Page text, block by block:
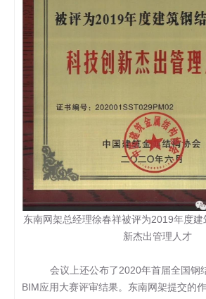
东南网架总经理徐春祥被评为2019年度建
新杰出管理人才
会议上还公布了2020年首届全国钢结
BIM应用大赛评审结果。东南网架提交的